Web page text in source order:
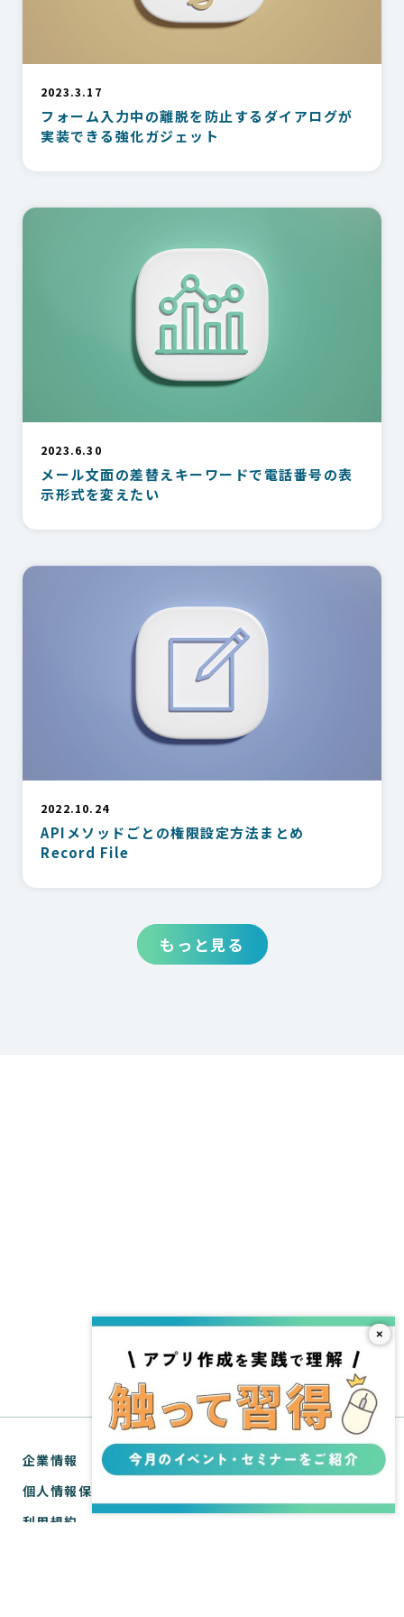
2023.3.17
フォーム入力中の離脱を防止するダイアログが
実装できる強化ガジェット
2023.6.30
メール文面の差替えキーワードで電話番号の表
示形式を変えたい
2022.10.24
APIメソッドごとの権限設定方法まとめ
Record File
もっと見る
企業情報
個人情報保護方針
利用規約
×